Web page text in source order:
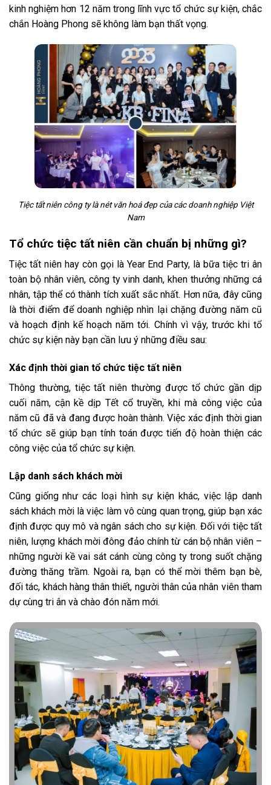
kinh nghiệm hơn 12 năm trong lĩnh vực tổ chức sự kiện, chắc
chắn Hoàng Phong sẽ không làm bạn thất vọng.
Tiệc tất niên công ty là nét văn hoá đẹp của các doanh nghiệp Việt
Nam
Tổ chức tiệc tất niên cần chuẩn bị những gì?
Tiệc tất niên hay còn gọi là Year End Party, là bữa tiệc tri ân
toàn bộ nhân viên, công ty vinh danh, khen thưởng những cá
nhân, tập thể có thành tích xuất sắc nhất. Hơn nữa, đây cũng
là thời điểm để doanh nghiệp nhìn lại chặng đường năm cũ
và hoạch định kế hoạch năm tới. Chính vì vậy, trước khi tổ
chức sự kiện này bạn cần lưu ý những điều sau:
Xác định thời gian tổ chức tiệc tất niên
Thông thường, tiệc tất niên thường được tổ chức gần dịp
cuối năm, cận kề dịp Tết cổ truyền, khi mà công việc của
năm cũ đã và đang được hoàn thành. Việc xác định thời gian
tổ chức sẽ giúp bạn tính toán được tiến độ hoàn thiện các
công việc của tổ chức sự kiện.
Lập danh sách khách mời
Cũng giống như các loại hình sự kiện khác, việc lập danh
sách khách mời là việc làm vô cùng quan trọng, giúp bạn xác
định được quy mô và ngân sách cho sự kiện. Đối với tiệc tất
niên, lượng khách mời đông đảo chính từ cán bộ nhân viên –
những người kề vai sát cánh cùng công ty trong suốt chặng
đường thăng trầm. Ngoài ra, bạn có thể mời thêm bạn bè,
đối tác, khách hàng thân thiết, người thân của nhân viên tham
dự cùng tri ân và chào đón năm mới.